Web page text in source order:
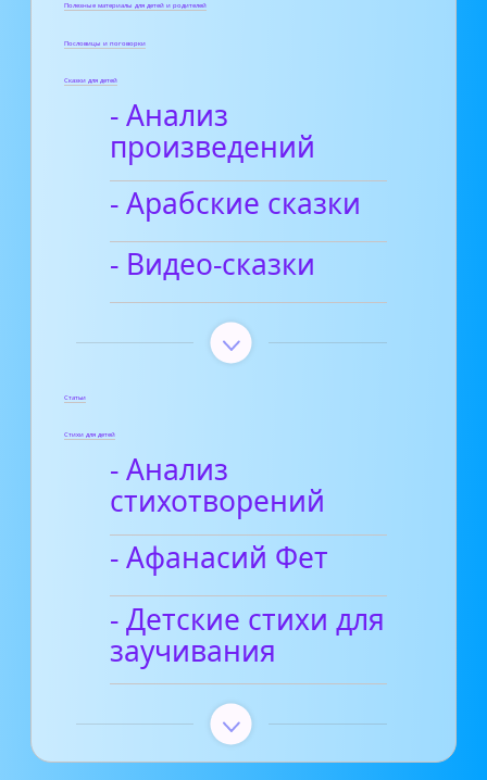
Полезные материалы для детей и родителей
Пословицы и поговорки
Сказки для детей
- Анализ
произведений
- Арабские сказки
- Видео-сказки
Статьи
Стихи для детей
- Анализ
стихотворений
- Афанасий Фет
- Детские стихи для
заучивания